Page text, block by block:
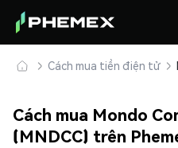
Cách mua tiền điện tử
Cách mua Mondo
(MNDCC) trên